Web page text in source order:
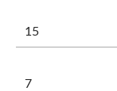
15
7